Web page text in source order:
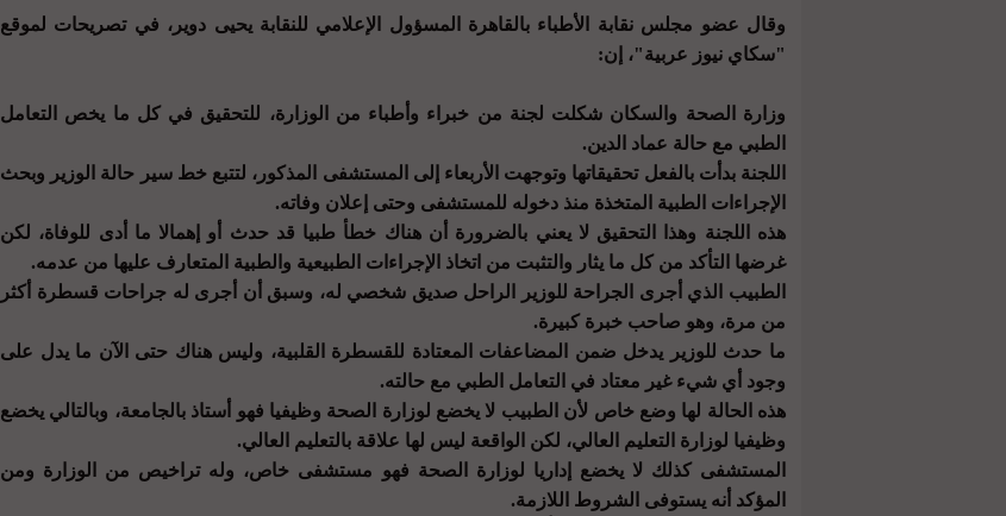
وقال عضو مجلس نقابة الأطباء بالقاهرة المسؤول الإعلامي للنقابة يحيى دوير، في تصريحات لموقع
"سكاي نيوز عربية"، إن:
وزارة الصحة والسكان شكلت لجنة من خبراء وأطباء من الوزارة، للتحقيق في كل ما يخص التعامل
الطبي مع حالة عماد الدين.
اللجنة بدأت بالفعل تحقيقاتها وتوجهت الأربعاء إلى المستشفى المذكور، لتتبع خط سير حالة الوزير وبحث
الإجراءات الطبية المتخذة منذ دخوله للمستشفى وحتى إعلان وفاته.
هذه اللجنة وهذا التحقيق لا يعني بالضرورة أن هناك خطأ طبيا قد حدث أو إهمالا ما أدى للوفاة، لكن
غرضها التأكد من كل ما يثار والتثبت من اتخاذ الإجراءات الطبيعية والطبية المتعارف عليها من عدمه.
الطبيب الذي أجرى الجراحة للوزير الراحل صديق شخصي له، وسبق أن أجرى له جراحات قسطرة أكثر
من مرة، وهو صاحب خبرة كبيرة.
ما حدث للوزير يدخل ضمن المضاعفات المعتادة للقسطرة القلبية، وليس هناك حتى الآن ما يدل على
وجود أي شيء غير معتاد في التعامل الطبي مع حالته.
هذه الحالة لها وضع خاص لأن الطبيب لا يخضع لوزارة الصحة وظيفيا فهو أستاذ بالجامعة، وبالتالي يخضع
وظيفيا لوزارة التعليم العالي، لكن الواقعة ليس لها علاقة بالتعليم العالي.
المستشفى كذلك لا يخضع إداريا لوزارة الصحة فهو مستشفى خاص، وله تراخيص من الوزارة ومن
المؤكد أنه يستوفى الشروط اللازمة.